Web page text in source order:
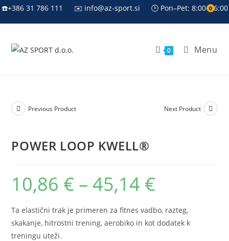
Skip
☎️+386 31 786 111 ✉️ info@az-sport.si 🕒 Pon–Pet: 8:00–16:00
0
0 Menu
Previous Product Next Product
POWER LOOP KWELL®
10,86 € – 45,14 €
45,14 €
Ta elastični trak je primeren za fitnes vadbo, razteg,
skakanje, hitrostni trening, aerobiko in kot dodatek k
treningu uteži.